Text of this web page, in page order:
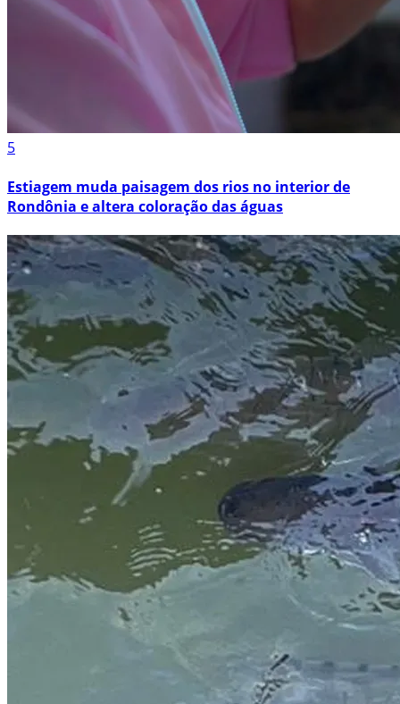
5
Estiagem muda paisagem dos rios no interior de
Rondônia e altera coloração das águas